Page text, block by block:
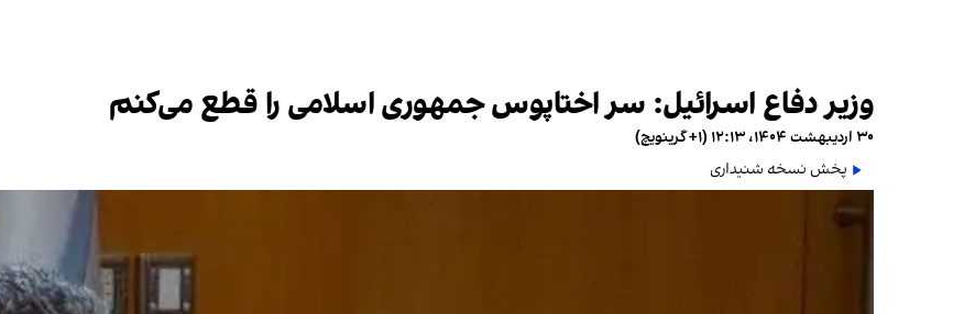
وزیر دفاع اسرائیل: سر اختاپوس جمهوری اسلامی را قطع می‌کنم
۳۰ اردیبهشت ۱۴۰۴، ۱۲:۱۳ (‎+۱ گرینویچ)
پخش نسخه شنیداری